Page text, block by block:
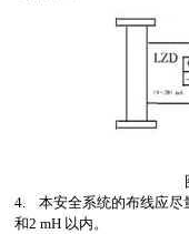
图
4. 本安全系统的布线应尽
和2 mH 以内。